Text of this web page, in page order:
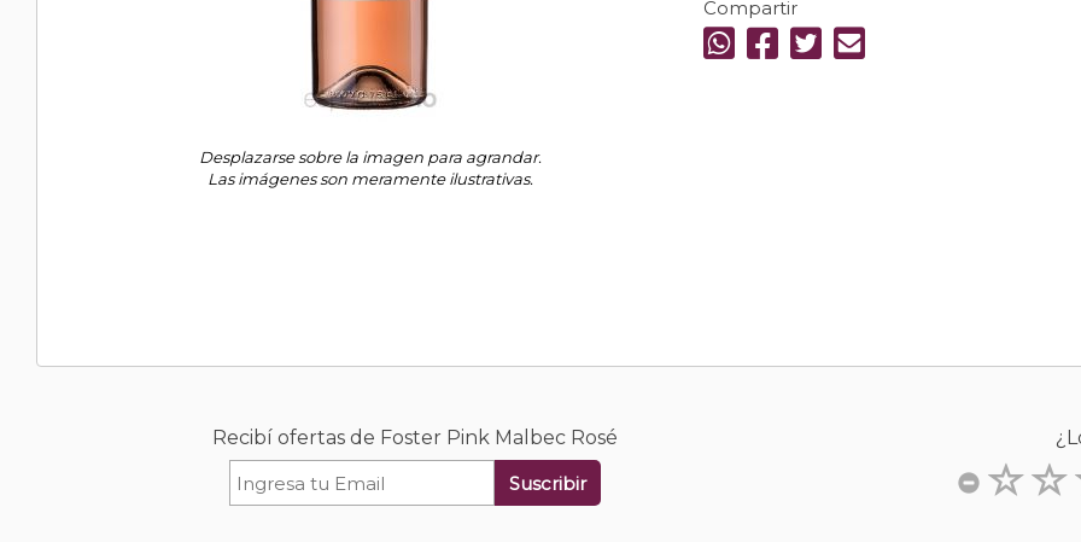
Desplazarse sobre la imagen para agrandar.
Las imágenes son meramente ilustrativas.
Compartir
Recibí ofertas de Foster Pink Malbec Rosé
Suscribir